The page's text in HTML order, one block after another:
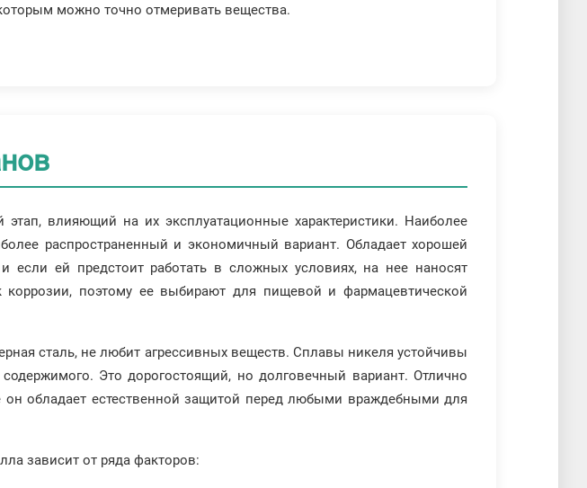
можно точно отмеривать вещества.
влияющий на их эксплуатационные характеристики. Наиболее
распространенный и экономичный вариант. Обладает хорошей
если ей предстоит работать в сложных условиях, на нее наносят
поэтому ее выбирают для пищевой и фармацевтической
сталь, не любит агрессивных веществ. Сплавы никеля устойчивы
Это дорогостоящий, но долговечный вариант. Отлично
он обладает естественной защитой перед любыми враждебными для
зависит от ряда факторов: